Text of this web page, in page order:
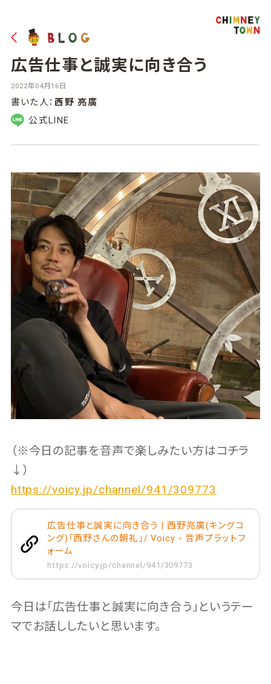
広告仕事と誠実に向き合う
2022年04月16日
書いた人： 西野 亮廣
公式LINE
（※今日の記事を音声で楽しみたい方はコチラ
↓）
https://voicy.jp/channel/941/309773
広告仕事と誠実に向き合う | 西野亮廣(キングコ
ング)「西野さんの朝礼」/ Voicy - 音声プラットフ
ォーム
https://voicy.jp/channel/941/309773
今日は「広告仕事と誠実に向き合う」というテー
マでお話ししたいと思います。